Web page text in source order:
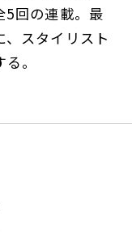
5回の連載。最
スタイリスト
。